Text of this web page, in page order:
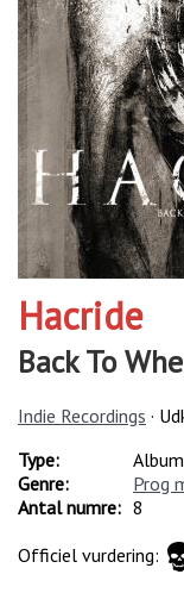
Hacride
Back To
Indie Recordings ·
Type:
Album
Genre:
Prog
Antal numre: 8
Officiel vurdering: